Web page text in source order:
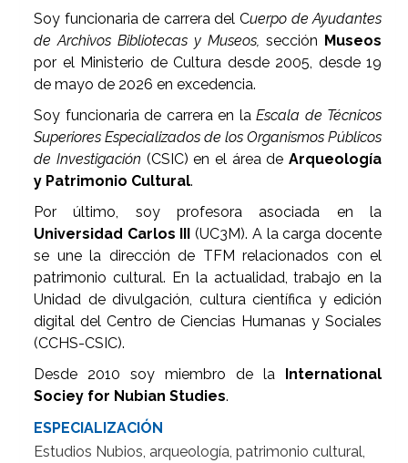
Soy funcionaria de carrera del Cuerpo de Ayudantes
de Archivos Bibliotecas y Museos, sección Museos
por el Ministerio de Cultura desde 2005, desde 19
de mayo de 2026 en excedencia.
Soy funcionaria de carrera en laEscala de Técnicos
Superiores Especializados de los Organismos Públicos
de Investigación (CSIC) en el área deArqueología
y Patrimonio Cultural.
Por último, soy profesora asociada en la
Universidad Carlos III
(UC3M). A la carga docente
se une la dirección de TFM relacionados con el
patrimonio cultural. En la actualidad, trabajo en la
Unidad de divulgación, cultura científica y edición
digital del Centro de Ciencias Humanas y Sociales
(CCHS-CSIC).
Desde 2010 soy miembro de la
International
Sociey for Nubian Studies.
ESPECIALIZACIÓN
Estudios Nubios, arqueología, patrimonio cultural,